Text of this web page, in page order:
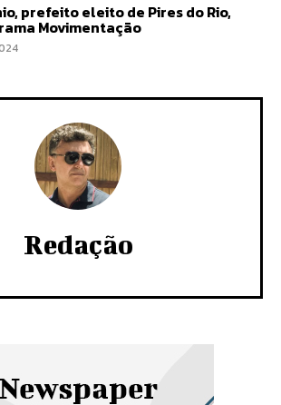
prefeito eleito de Pires do Rio,
Movimentação
Redação